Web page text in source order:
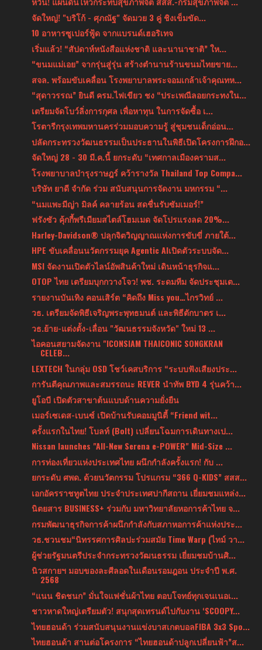
จัดใหญ่! "บริโก้ - ศุภณัฐ" จัดมวย 3 คู่ ชิงเข็มขัด...
10 อาหารซูเปอร์ฟู้ด จากแบรนด์เฮอริเทจ
เริ่มแล้ว! “สัปดาห์หนังสือแห่งชาติ และนานาชาติ” ให...
“ขนมแม่เอย” จากรุ่นสู่รุ่น สร้างตำนานร้านขนมไทยขาย...
สจล. พร้อมขับเคลื่อน โรงพยาบาลพระจอมเกล้าเจ้าคุณทห...
“สุดาวรรณ” ยินดี ครม.ไฟเขียว ชง “ประเพณีลอยกระทงใน...
เตรียมจัดโบว์ลิ่งการกุศล เพื่อหาทุน ในการจัดซื้อ เ...
โรตารีกรุงเทพมหานครร่วมมอบความรู้ สู่ชุมชนเด็กอ่อน...
ปลัดกระทรวงวัฒนธรรมเป็นประธานในพิธีเปิดโครงการฝึกอ...
จัดใหญ่ 28 - 30 มี.ค.นี้ ยกระดับ “เทศกาลเมืองครามส...
โรงพยาบาลบำรุงราษฎร์ คว้ารางวัล Thailand Top Compa...
บริษัท ยาดี จํากัด ร่วม สนับสนุนการจัดงาน มหกรรม “...
“นมแพะมีญ่า มิลค์ คลายร้อน สดชื่นรับซัมเมอร์!”
ฟรังซัว คุ้กกี้พรีเมียมสไตล์โฮมเมด จัดโปรแรงลด 20%...
Harley-Davidson® ปลุกจิตวิญญาณแห่งการขับขี่ ภายใต้...
HPE ขับเคลื่อนนวัตกรรมยุค Agentic AIเปิดตัวระบบจัด...
MSI จัดงานเปิดตัวไลน์อัพสินค้าใหม่ เดินหน้าธุรกิจแ...
OTOP ไทย เตรียมบุกกวางโจว! พช. ระดมทีม จัดประชุมเต...
รายงานบันเทิง คอนเสิร์ต “คิดถึง Miss you…ไกรวิทย์ ...
วธ. เตรียมจัดพิธีเจริญพระพุทธมนต์ และพิธีตักบาตร เ...
วธ.ย้าย-แต่งตั้ง-เลื่อน "วัฒนธรรมจังหวัด" ใหม่ 13 ...
ไอคอนสยามจัดงาน "ICONSIAM THAICONIC SONGKRAN
CELEB...
LEXTECH ในกลุ่ม OSD โชว์เคสบริการ “ระบบฟังเสียงประ...
การันตีคุณภาพและสมรรถนะ REVER นำทัพ BYD 4 รุ่นคว้า...
ยูโอบี เปิดตัวสาขาต้นแบบด้านความยั่งยืน
เมอร์เซเดส-เบนซ์ เปิดบ้านรับคอมมูนิตี้ “Friend wit...
ครั้งแรกในไทย! โบลท์ (Bolt) เปลี่ยนโฉมการเดินทางเป...
Nissan launches "All-New Serena e-POWER" Mid-Size ...
การท่องเที่ยวแห่งประเทศไทย ผนึกกำลังครั้งแรก! กับ ...
ยกระดับ ศพด. ด้วยนวัตกรรม โปรแกรม “366 Q-KIDS” สสส...
เอกอัครราชทูตไทย ประจำประเทศปากีสถาน เยี่ยมชมแหล่ง...
นิตยสาร BUSINESS+ ร่วมกับ มหาวิทยาลัยหอการค้าไทย จ...
กรมพัฒนาธุรกิจการค้าผนึกกำลังกับสภาหอการค้าแห่งประ...
วธ.ชวนชม“นิทรรศการศิลปะร่วมสมัย Time Warp (ไทม์ วา...
ผู้ช่วยรัฐมนตรีประจำกระทรวงวัฒนธรรม เยี่ยมชมบ้านศิ...
นิวสกายฯ มอบของละศีลอดในเดือนรอมฎอน ประจำปี พ.ศ.
2568
“แนน ชิดชนก” มั่นใจแฟชั่นผ้าไทย ตอบโจทย์ทุกเจนเนอเ...
ชาวหาดใหญ่เตรียมตัว! สนุกสุดเทรนด์ไปกับงาน ‘SCOOPY...
ไทยฮอนด้า ร่วมสนับสนุนงานแข่งบาสเกตบอลFIBA 3x3 Spo...
ไทยฮอนด้า สานต่อโครงการ “ไทยฮอนด้าปลูกเปลี่ยนฟ้า”ส...